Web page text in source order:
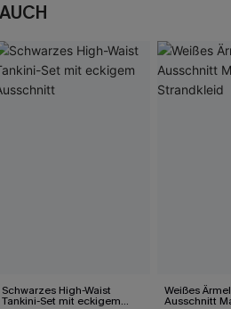
Schwarzes High-Waist
Tankini-Set mit eckigem
Weißes
Ausschnitt